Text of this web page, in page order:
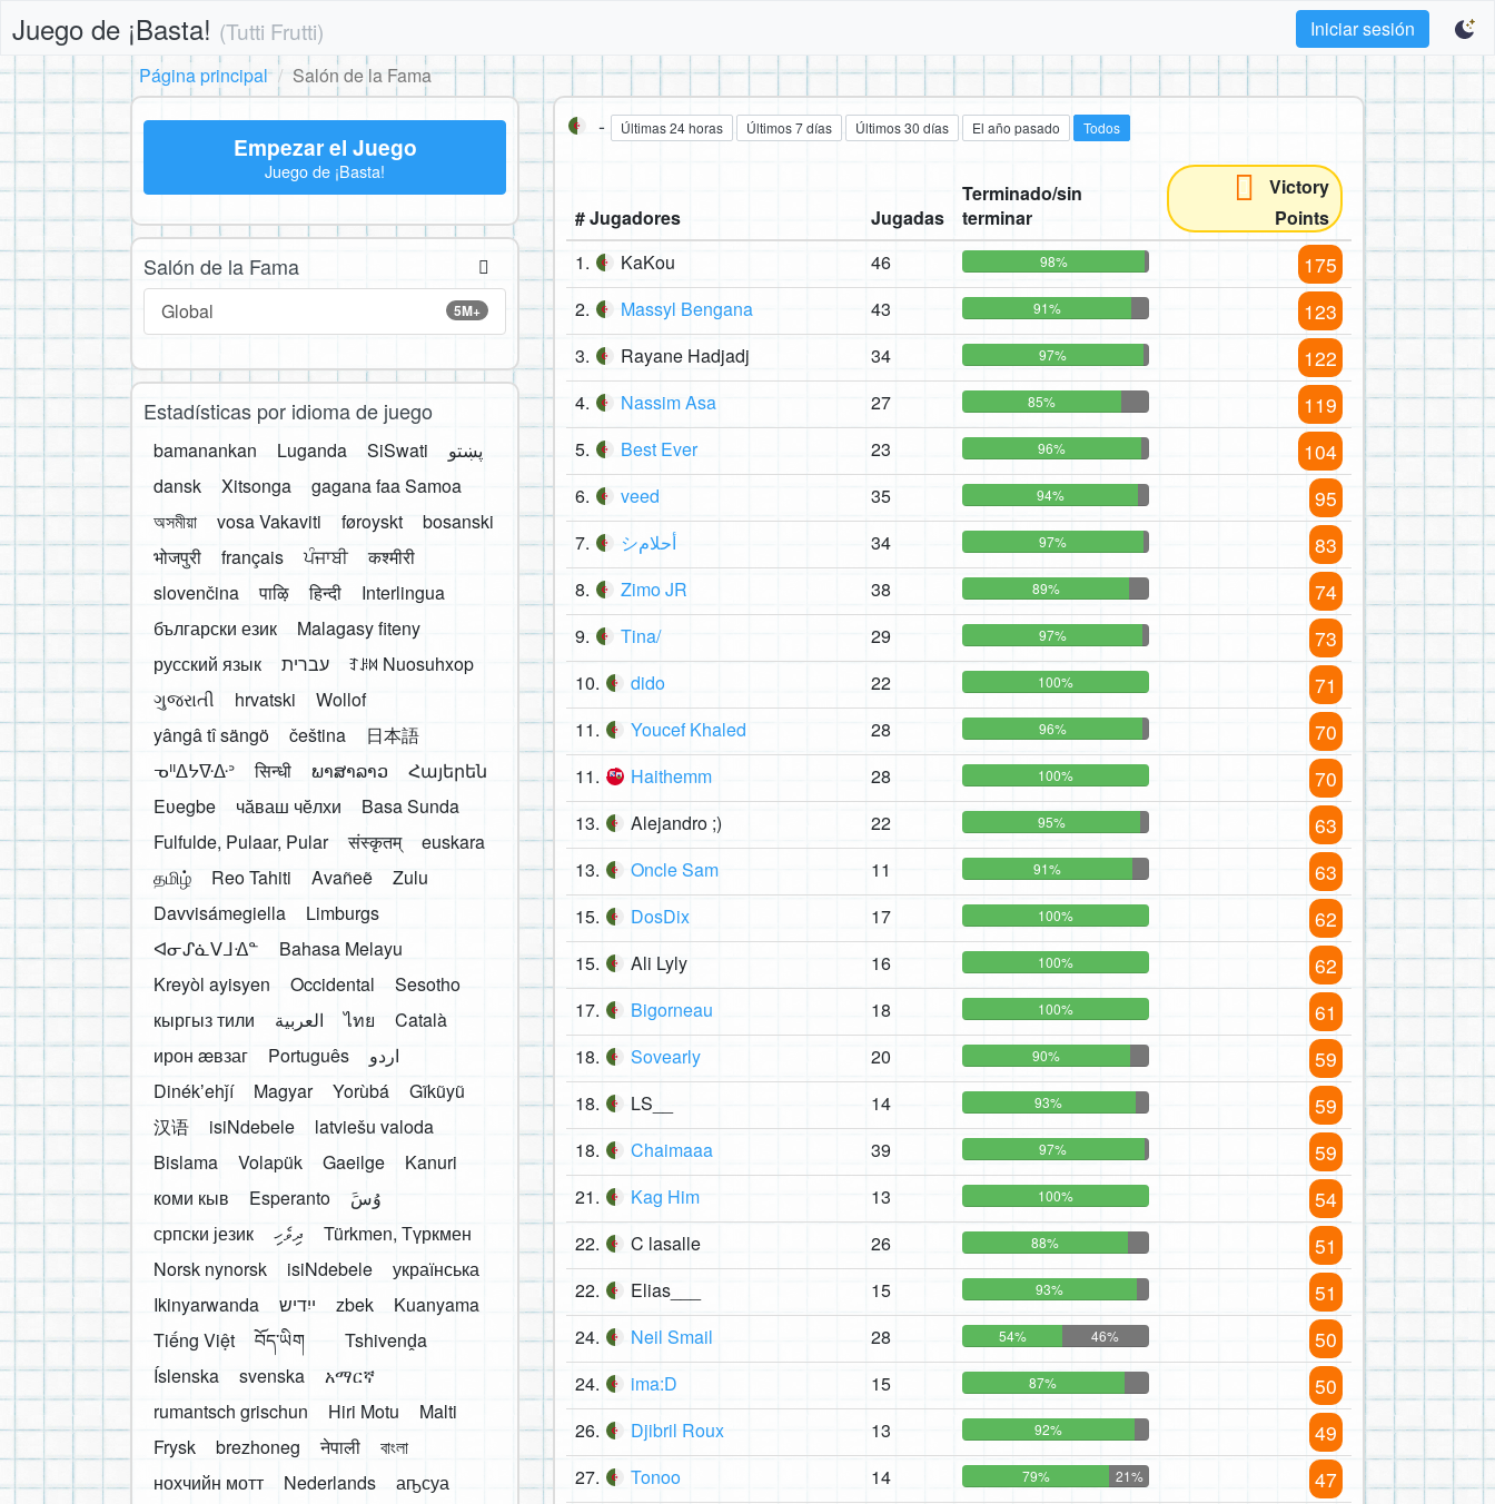
Juego de ¡Basta! (Tutti Frutti)
Iniciar sesión
Página principal
Salón de la Fama
- Últimas 24 horas Últimos 7 días Últimos 30 días El año pasado Todos
# Jugadores Jugadas
Terminado/sin
terminar
Victory
Points
1.
KaKou 46 98% 175
2. Massyl Bengana 43 91% 123
3. Rayane Hadjadj 34 97% 122
4. Nassim Asa 27 85% 119
5. Best Ever 23 96% 104
6. veed 35 94% 95
7. シأحلام 34 97% 83
8. Zimo JR 38 89% 74
9. Tina/ 29 97% 73
10. dido 22 100% 71
11. Youcef Khaled 28 96% 70
11. Haithemm 28 100% 70
13. Alejandro ;) 22 95% 63
13. Oncle Sam 11 91% 63
15. DosDix 17 100% 62
15. Ali Lyly 16 100% 62
17. Bigorneau 18 100% 61
18. Sovearly 20 90% 59
18. LS__ 14 93% 59
18. Chaimaaa 39 97% 59
21. Kag Him 13 100% 54
22. C lasalle 26 88% 51
22. Elias___ 15 93% 51
24. Neil Smail 28 54% 46% 50
24. ima:D 15 87% 50
26. Djibril Roux 13 92% 49
27. Tonoo 14 79% 21% 47
Empezar el Juego
Juego de ¡Basta!
Salón de la Fama
5M+
Global
Estadísticas por idioma de juego
bamanankan Luganda SiSwati
پښتو
dansk
Xitsonga
gagana faa Samoa
অসমীয়া
vosa Vakaviti føroyskt
bosanski
भोजपुरी
français ਪੰਜਾਬੀ
कश्मीरी
slovenčina
पाऴि हिन्दी
Interlingua
български език
Malagasy fiteny
русский язык
עברית
ꆈꌠ꒿ Nuosuhxop
ગુજરાતી
hrvatski
Wollof
yângâ tî sängö
čeština
日本語
ᓀᐦᐃᔭᐍᐏᐣ
सिन्धी ພາສາລາວ
Հայերեն
Eʋegbe
чӑваш чӗлхи
Basa Sunda
Fulfulde, Pulaar, Pular
संस्कृतम्
euskara
தமிழ்
Reo Tahiti Avañeẽ
Zulu
Davvisámegiella
Limburgs
ᐊᓂᔑᓈᐯᒧᐎᓐ
Bahasa Melayu
Kreyòl ayisyen
Occidental
Sesotho
кыргыз тили
العربية ไทย
Català
ирон æвзаг
Português
اردو
Dinékʼehǰí
Magyar Yorùbá
Gĩkũyũ
汉语
isiNdebele
latviešu valoda
Bislama
Volapük Gaeilge
Kanuri
коми кыв
Esperanto
َوُسَ
српски језик
ދިވެހި
Türkmen, Түркмен
Norsk nynorsk
isiNdebele
українська
Ikinyarwanda
ייִדיש zbek
Kuanyama
Tiếng Việt
བོད་ཡིག
Tshivenḓa
Íslenska
svenska
አማርኛ
rumantsch grischun
Hiri Motu
Malti
Frysk
brezhoneg नेपाली
বাংলা
нохчийн мотт
Nederlands
аҧсуа